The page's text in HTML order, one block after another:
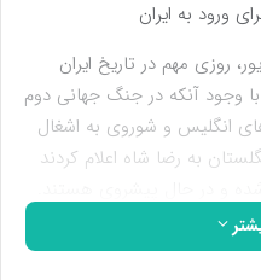
روزی مهم در تاریخ ایران
در سال ۱۳۳۰، ایران با وجود آنکه در جنگ جهانی دوم
انگلیس و شوروی به اشغال
به رضا شاه اعلام کردند
ضمن اشاره به اینکه
کرمانشاه و خوزستان